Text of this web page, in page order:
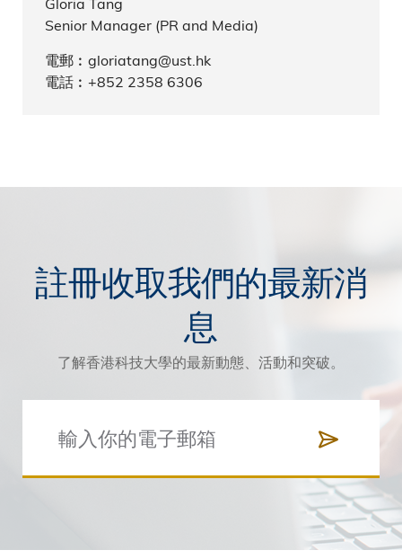
Senior Manager (PR and Media)
電郵︰gloriatang@ust.hk
電話︰+852 2358 6306
註冊收取我們的最新消
息
了解香港科技大學的最新動態、活動和突破。